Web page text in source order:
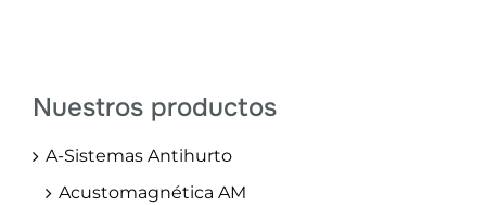
Nuestros productos
A-Sistemas Antihurto
Acustomagnética AM